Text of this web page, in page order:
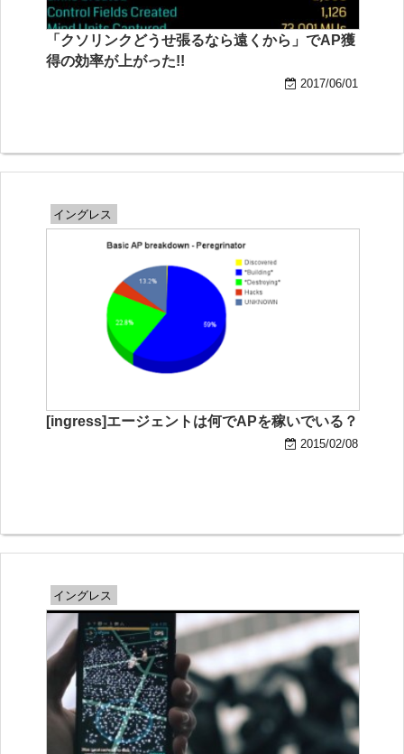
「クソリンクどうせ張るなら遠くから」でAP獲
得の効率が上がった!!
2017/06/01
イングレス
[ingress]エージェントは何でAPを稼いでいる？
2015/02/08
イングレス